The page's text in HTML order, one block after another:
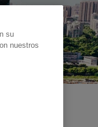
su
nuestros